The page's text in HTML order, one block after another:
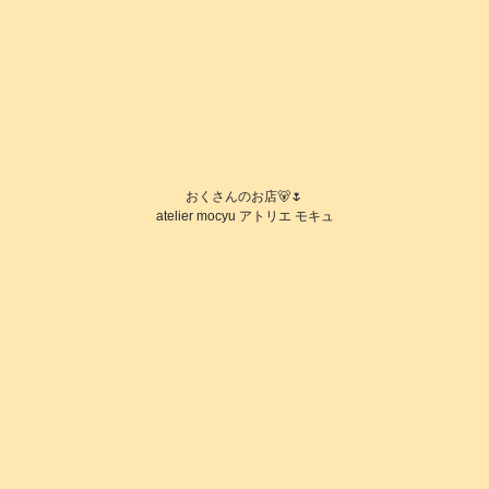
おくさんのお店🐻🌷
atelier mocyu アトリエ モキュ